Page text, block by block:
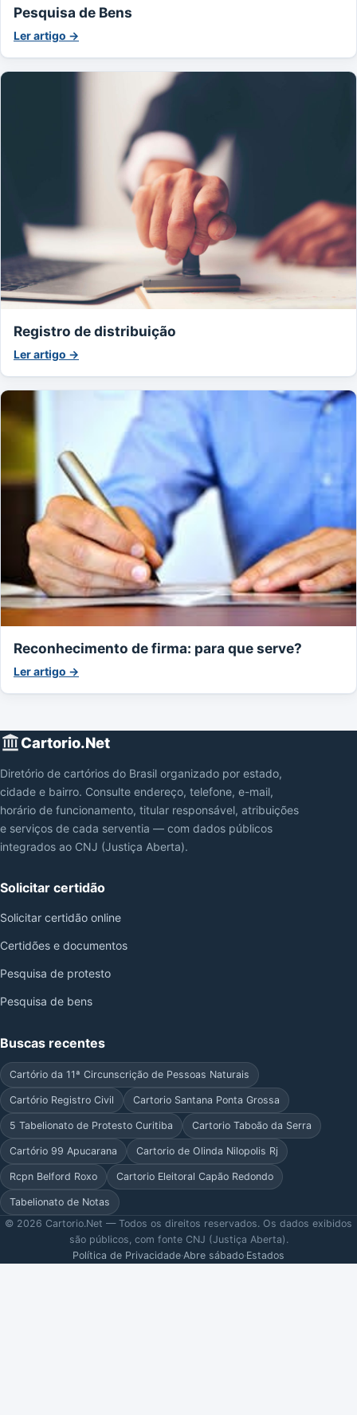
Pesquisa de Bens
Ler artigo →
Registro de distribuição
Ler artigo →
Reconhecimento de firma: para que serve?
Ler artigo →
Cartorio.Net
Diretório de cartórios do Brasil organizado por estado,
cidade e bairro. Consulte endereço, telefone, e-mail,
horário de funcionamento, titular responsável, atribuições
e serviços de cada serventia — com dados públicos
integrados ao CNJ (Justiça Aberta).
Solicitar certidão
Solicitar certidão online
Certidões e documentos
Pesquisa de protesto
Pesquisa de bens
Buscas recentes
Cartório da 11ª Circunscrição de Pessoas Naturais
Cartório Registro Civil Cartorio Santana Ponta Grossa
5 Tabelionato de Protesto Curitiba Cartorio Taboão da Serra
Cartório 99 Apucarana Cartorio de Olinda Nilopolis Rj
Rcpn Belford Roxo Cartorio Eleitoral Capão Redondo
Tabelionato de Notas
© 2026 Cartorio.Net — Todos os direitos reservados. Os dados exibidos
são públicos, com fonte CNJ (Justiça Aberta).
Política de Privacidade·Abre sábado·Estados